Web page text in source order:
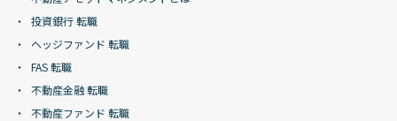
投資銀行 転職
ヘッジファンド 転職
FAS 転職
不動産金融 転職
不動産ファンド 転職